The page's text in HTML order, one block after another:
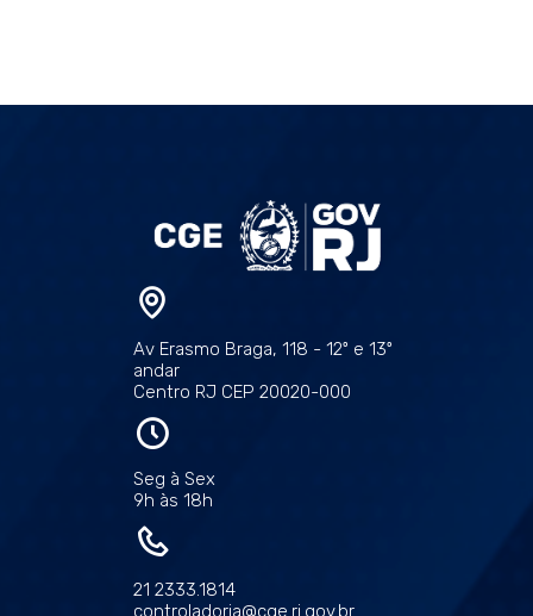
Av Erasmo Braga, 118 - 12º e 13º
andar
Centro RJ CEP 20020-000
Seg à Sex
9h às 18h
21 2333.1814
controladoria@cge.rj.gov.br